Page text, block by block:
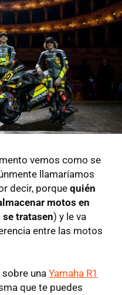
vemos como se
llamaríamos
decir, porque quién
motos en
tratasen) y le va
entre las motos
unaYamaha R1
que te puedes